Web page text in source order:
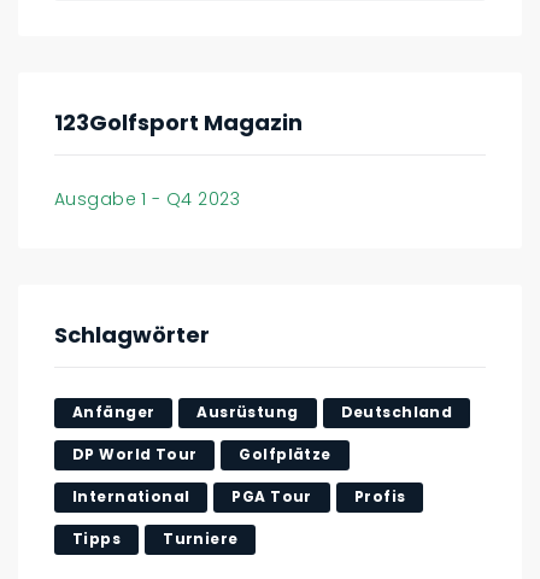
123Golfsport Magazin
Ausgabe 1 - Q4 2023
Schlagwörter
Anfänger Ausrüstung Deutschland
DP World Tour Golfplätze
International PGA Tour Profis
Tipps Turniere